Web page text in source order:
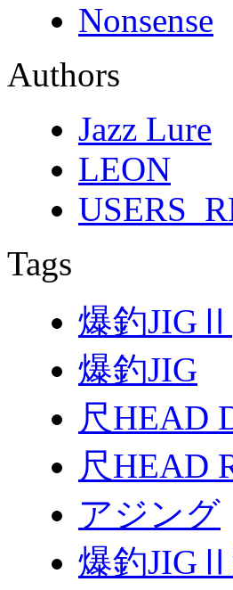
Nonsense
Authors
Jazz Lure
LEON
Tags
爆釣JIGⅡ
爆釣JIG
尺HEAD
尺HEAD
アジング
爆釣